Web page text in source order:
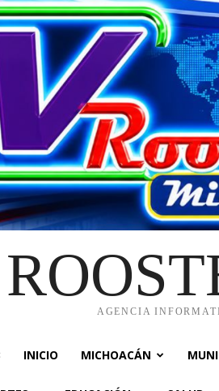
AGENCIA
INICIO MICHOACÁN